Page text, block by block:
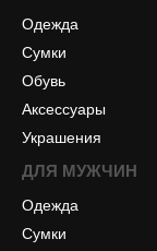
Одежда
Сумки
Обувь
Аксессуары
Украшения
ДЛЯ МУЖЧИН
Одежда
Сумки